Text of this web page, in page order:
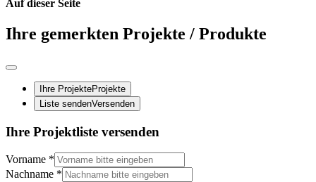
Auf dieser Seite
Ihre gemerkten Projekte / Produkte
Ihre ProjekteProjekte
Liste sendenVersenden
Ihre Projektliste versenden
Vorname *
Nachname *